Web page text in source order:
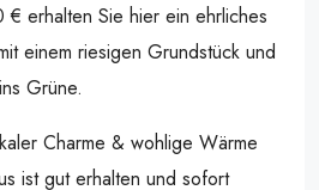
erhalten Sie hier ein ehrliches
einem riesigen Grundstück und
Grüne.
Charme & wohlige Wärme
ist gut erhalten und sofort